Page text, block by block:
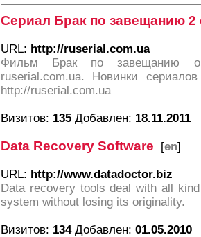
Сериал Брак по завещанию 2
URL: http://ruserial.com.ua
Фильм Брак по завещанию
ruserial.com.ua. Новинки
http://ruserial.com.ua
Визитов: 135 Добавлен: 18.11.2011
Data Recovery Software [en]
URL: http://www.datadoctor.biz
Data recovery tools deal with all
system without losing its originality.
Визитов: 134Добавлен: 01.05.2010